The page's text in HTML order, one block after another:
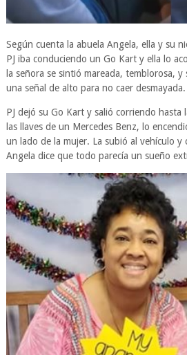
Según cuenta la abuela Angela, ella y su
PJ iba conduciendo un Go Kart y ella lo
la señora se sintió mareada, temblorosa,
una señal de alto para no caer desmayada.
PJ dejó su Go Kart y salió corriendo hasta
las llaves de un Mercedes Benz, lo
un lado de la mujer. La subió al vehículo y
Angela dice que todo parecía un sueño